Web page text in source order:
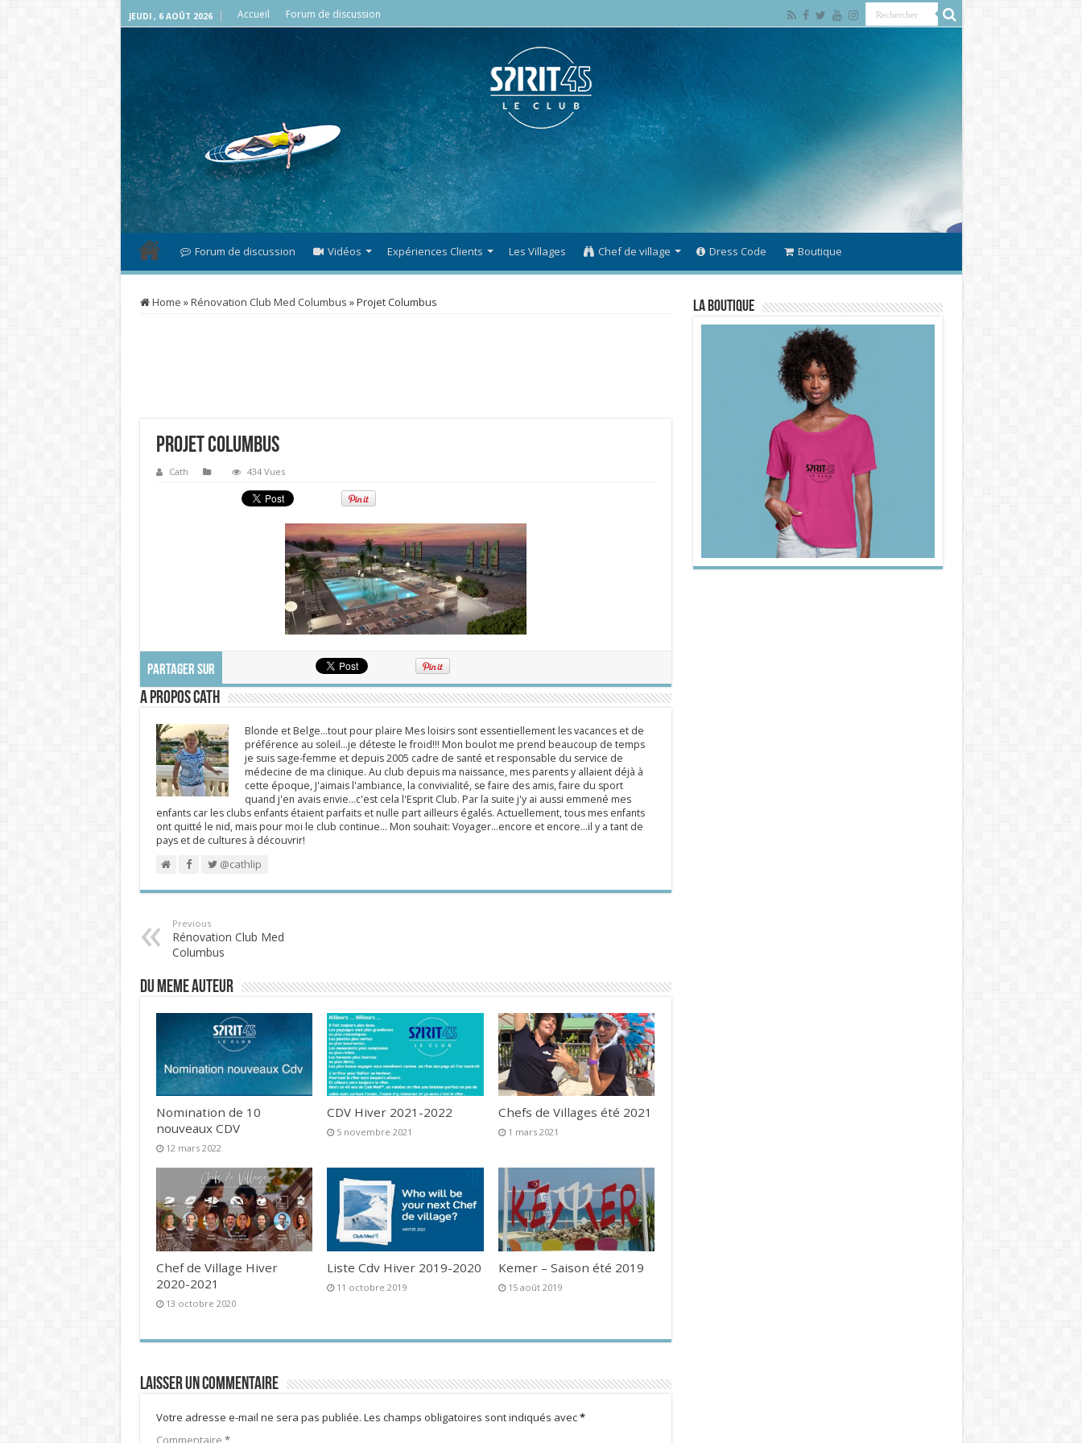
JEUDI , 6 AOÛT 2026 Accueil Forum de discussion
Forum de discussion Vidéos Expériences Clients Les Villages Chef de village Dress Code Boutique
Home »Rénovation Club Med Columbus »Projet Columbus
Projet Columbus
Cath 434 Vues
PARTAGER SUR
A propos Cath
Blonde et Belge...tout pour plaire Mes loisirs sont essentiellement les vacances et de
préférence au soleil...je déteste le froid!!! Mon boulot me prend beaucoup de temps
je suis sage-femme et depuis 2005 cadre de santé et responsable du service de
médecine de ma clinique. Au club depuis ma naissance, mes parents y allaient déjà à
cette époque, J'aimais l'ambiance, la convivialité, se faire des amis, faire du sport
quand j'en avais envie...c'est cela l'Esprit Club. Par la suite j'y ai aussi emmené mes
enfants car les clubs enfants étaient parfaits et nulle part ailleurs égalés. Actuellement, tous mes enfants
ont quitté le nid, mais pour moi le club continue... Mon souhait: Voyager...encore et encore...il y a tant de
pays et de cultures à découvrir!
@cathlip
Previous
Rénovation Club Med
Columbus
DU MEME AUTEUR
Nomination de 10
nouveaux CDV
12 mars 2022
CDV Hiver 2021-2022
5 novembre 2021
Chefs de Villages été 2021
1 mars 2021
Chef de Village Hiver
2020-2021
13 octobre 2020
Liste Cdv Hiver 2019-2020
11 octobre 2019
Kemer – Saison été 2019
15 août 2019
Laisser un commentaire
Votre adresse e-mail ne sera pas publiée. Les champs obligatoires sont indiqués avec*
Commentaire *
La Boutique